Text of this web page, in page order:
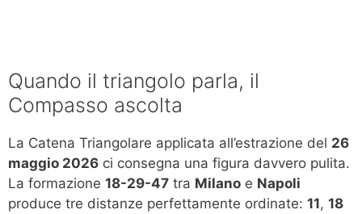
Quando il triangolo parla, il
Compasso ascolta
La Catena Triangolare applicata all’estrazione del 26
maggio 2026 ci consegna una figura davvero pulita.
La formazione 18-29-47 tra Milano e Napoli
produce tre distanze perfettamente ordinate: 11, 18